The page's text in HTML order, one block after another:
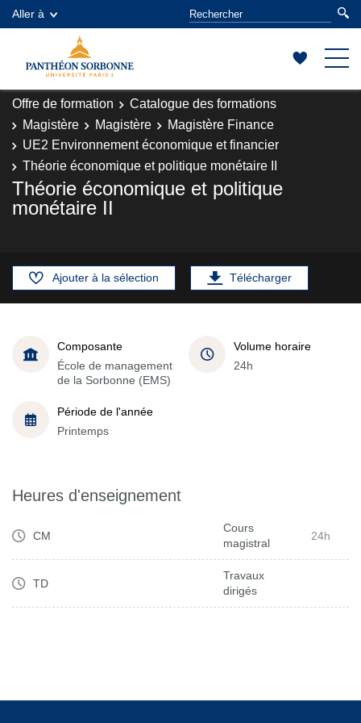
Aller à
Offre de formation
Catalogue des formations
Magistère
Magistère
Magistère Finance
UE2 Environnement économique et financier
Théorie économique et politique monétaire II
Théorie économique et politique
monétaire II
Ajouter à la sélection Télécharger
Composante
École de management
de la Sorbonne (EMS)
Volume horaire
24h
Période de l'année
Printemps
Heures d'enseignement
CM
Cours
magistral
24h
TD
Travaux
dirigés